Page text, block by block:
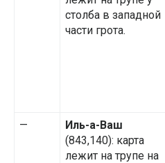
столба в западной
части грота.
—
Иль-а-Ваш
(843,140): карта
лежит на трупе на